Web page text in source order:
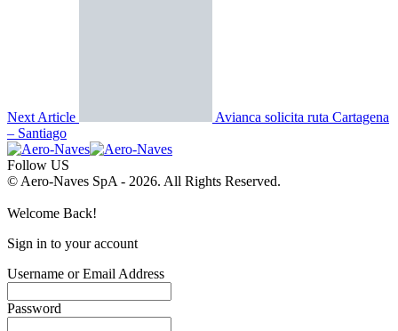
Next Article
Avianca solicita ruta Cartagena
– Santiago
Follow US
© Aero-Naves SpA - 2026. All Rights Reserved.
Welcome Back!
Sign in to your account
Username or Email Address
Password